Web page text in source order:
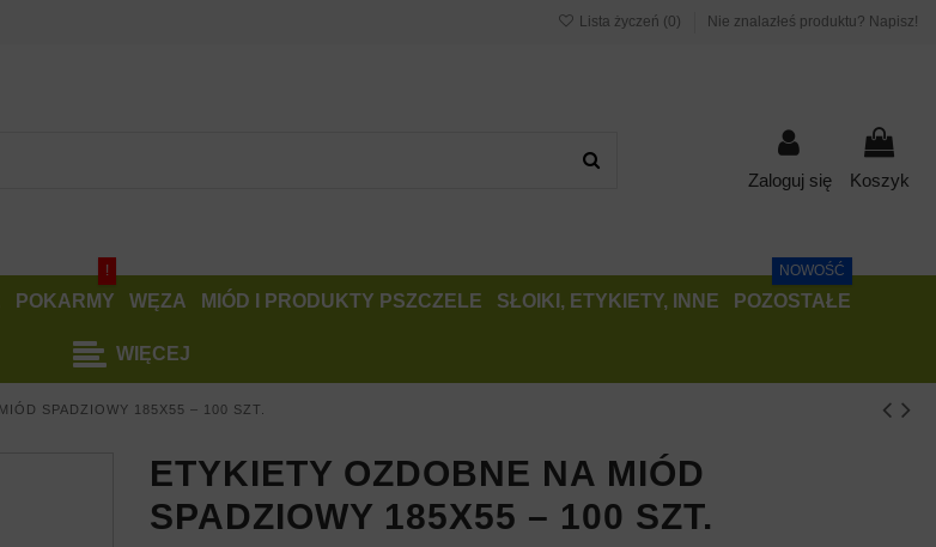
Lista życzeń (0) Nie znalazłeś produktu? Napisz!
Zaloguj się Koszyk
POKARMY
!
WĘZA MIÓD I PRODUKTY PSZCZELE SŁOIKI, ETYKIETY, INNE POZOSTAŁE
NOWOŚĆ
WIĘCEJ
SPADZIOWY 185X55 – 100 SZT.
ETYKIETY OZDOBNE NA MIÓD
SPADZIOWY 185X55 – 100 SZT.